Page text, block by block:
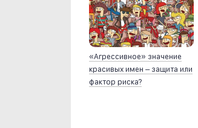
«Агрессивное» значение
красивых имен – защита или
фактор риска?